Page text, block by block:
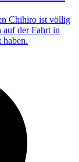
Chihiro ist völlig
auf der Fahrt in
haben.